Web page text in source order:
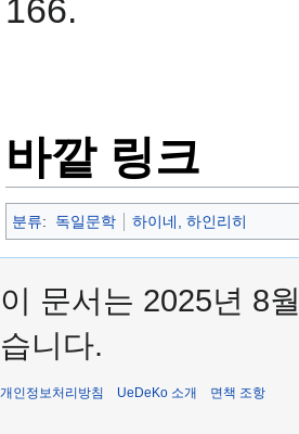
166.
바깥 링크
분류: 독일문학 하이네, 하인리히
이 문서는 2025년 8
습니다.
개인정보처리방침 UeDeKo 소개 면책 조항